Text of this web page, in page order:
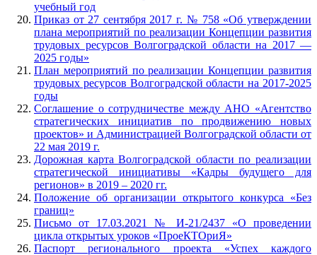
учебный год
Приказ от 27 сентября 2017 г. № 758 «Об утверждении
плана мероприятий по реализации Концепции развития
трудовых ресурсов Волгоградской области на 2017 —
2025 годы»
План мероприятий по реализации Концепции развития
трудовых ресурсов Волгоградской области на 2017-2025
годы
Соглашение о сотрудничестве между АНО «Агентство
стратегических инициатив по продвижению новых
проектов» и Администрацией Волгоградской области от
22 мая 2019 г.
Дорожная карта Волгоградской области по реализации
стратегической инициативы «Кадры будущего для
регионов» в 2019 – 2020 гг.
Положение об организации открытого конкурса «Без
границ»
Письмо от 17.03.2021 № И-21/2437 «О проведении
цикла открытых уроков «ПроеКТОриЯ»
Паспорт регионального проекта «Успех каждого